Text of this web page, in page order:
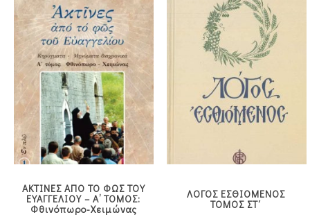
ΑΚΤΙΝΕΣ ΑΠΟ ΤΟ ΦΩΣ ΤΟΥ
ΕΥΑΓΓΕΛΙΟΥ – Α’ ΤΟΜΟΣ:
Φθινόπωρο-Χειμώνας
ΛΟΓΟΣ ΕΣΘΙΟΜΕΝΟΣ
ΤΟΜΟΣ ΣΤ΄